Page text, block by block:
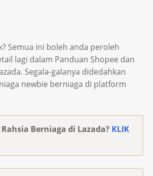
Semua ini boleh anda peroleh
lagi dalam Panduan Shopee dan
Segala-galanya didedahkan
newbie berniaga di platform
Berniaga di Lazada? KLIK